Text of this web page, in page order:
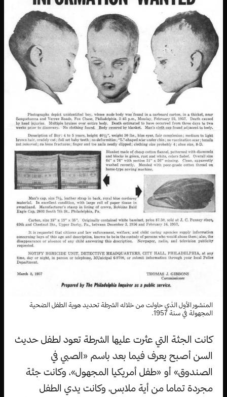
المنشور الأول الذي حاولت من خلاله الشرطة تحديد هوية الطفل الضحية
المجهولة في سنة 1957.
كانت الجثة التي عثرت عليها الشرطة تعود لطفل حديث
السن أصبح يعرف فيما بعد باسم «الصبي في
الصندوق» أو «طفل أمريكيا المجهول»، وكانت جثة
مجردة تماما من أية ملابس، وكانت يدي الطفل